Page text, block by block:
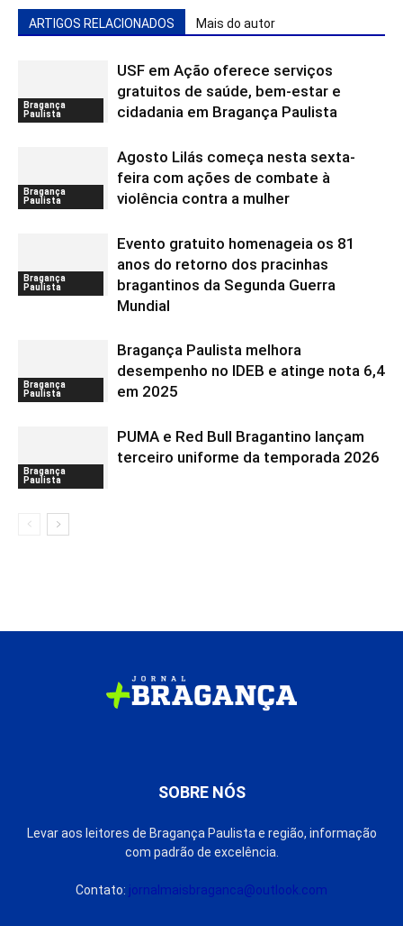
ARTIGOS RELACIONADOS Mais do autor
Bragança
Paulista
USF em Ação oferece serviços
gratuitos de saúde, bem-estar e
cidadania em Bragança Paulista
Bragança
Paulista
Agosto Lilás começa nesta sexta-
feira com ações de combate à
violência contra a mulher
Bragança
Paulista
Evento gratuito homenageia os 81
anos do retorno dos pracinhas
bragantinos da Segunda Guerra
Mundial
Bragança
Paulista
Bragança Paulista melhora
desempenho no IDEB e atinge nota 6,4
em 2025
Bragança
Paulista
PUMA e Red Bull Bragantino lançam
terceiro uniforme da temporada 2026
SOBRE NÓS
Levar aos leitores de Bragança Paulista e região, informação
com padrão de excelência.
Contato: jornalmaisbraganca@outlook.com